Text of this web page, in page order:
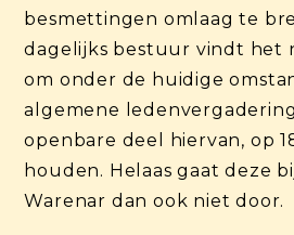
besmettingen omlaag te
dagelijks bestuur vindt het
om onder de huidige
algemene
openbare deel hiervan, op
houden. Helaas gaat deze
Warenar dan ook niet door.